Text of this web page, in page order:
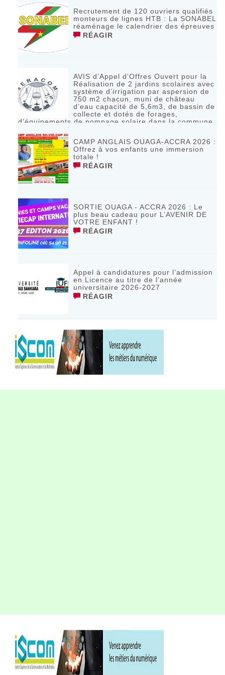
Recrutement de 120 ouvriers qualifiés
monteurs de lignes HTB : La SONABEL
réaménage le calendrier des épreuves
RÉAGIR
AVIS d’Appel d’Offres Ouvert pour la
Réalisation de 2 jardins scolaires avec
système d’irrigation par aspersion de
750 m2 chacun, muni de château
d’eau capacité de 5,6m3, de bassin de
collecte et dotés de forages,
d’équipements de pompage solaire dans la commune
RÉAGIR
CAMP ANGLAIS OUAGA-ACCRA 2026 :
Offrez à vos enfants une immersion
totale !
RÉAGIR
SORTIE OUAGA - ACCRA 2026 : Le
plus beau cadeau pour L’AVENIR DE
VOTRE ENFANT !
RÉAGIR
Appel à candidatures pour l’admission
en Licence au titre de l’année
universitaire 2026-2027
RÉAGIR